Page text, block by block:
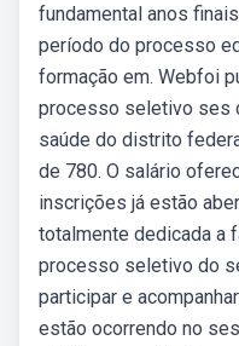
fundamental anos
período do processo
formação em. Webfoi
processo seletivo ses
saúde do distrito
de 780. O salário
inscrições já estão
totalmente dedicada a
processo seletivo do
participar e
estão ocorrendo no